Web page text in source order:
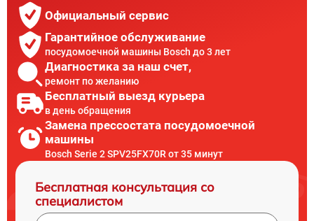
Официальный сервис
Гарантийное обслуживание
посудомоечной машины Bosch до 3 лет
Диагностика за наш счет,
ремонт по желанию
Бесплатный выезд курьера
в день обращения
Замена прессостата посудомоечной
машины
Bosch Serie 2 SPV25FX70R от 35 минут
Бесплатная консультация со
специалистом